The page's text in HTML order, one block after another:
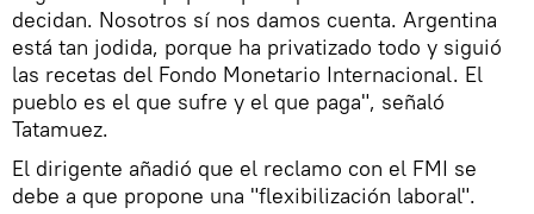
decidan. Nosotros sí nos damos cuenta. Argentina
está tan jodida, porque ha privatizado todo y siguió
las recetas del Fondo Monetario Internacional. El
pueblo es el que sufre y el que paga", señaló
Tatamuez.
El dirigente añadió que el reclamo con el FMI se
debe a que propone una "flexibilización laboral".